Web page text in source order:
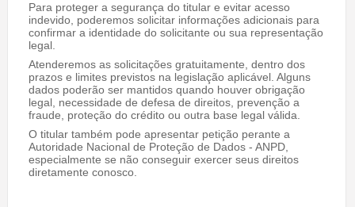
Para proteger a segurança do titular e evitar acesso
indevido, poderemos solicitar informações adicionais para
confirmar a identidade do solicitante ou sua representação
legal.
Atenderemos as solicitações gratuitamente, dentro dos
prazos e limites previstos na legislação aplicável. Alguns
dados poderão ser mantidos quando houver obrigação
legal, necessidade de defesa de direitos, prevenção a
fraude, proteção do crédito ou outra base legal válida.
O titular também pode apresentar petição perante a
Autoridade Nacional de Proteção de Dados - ANPD,
especialmente se não conseguir exercer seus direitos
diretamente conosco.